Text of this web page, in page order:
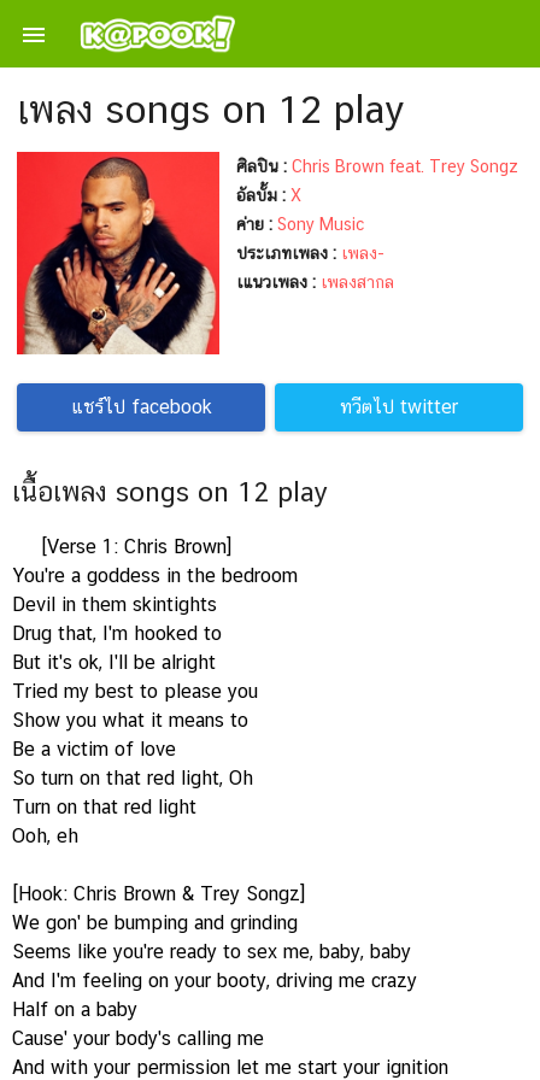

เพลง songs on 12 play
ศิลปิน : Chris Brown feat. Trey Songz
อัลบั้ม : X
ค่าย : Sony Music
ประเภทเพลง : เพลง-
เแนวเพลง : เพลงสากล
แชร์ไป facebook ทวีตไป twitter
เนื้อเพลง songs on 12 play
[Verse 1: Chris Brown]
You're a goddess in the bedroom
Devil in them skintights
Drug that, I'm hooked to
But it's ok, I'll be alright
Tried my best to please you
Show you what it means to
Be a victim of love
So turn on that red light, Oh
Turn on that red light
Ooh, eh
[Hook: Chris Brown & Trey Songz]
We gon' be bumping and grinding
Seems like you're ready to sex me, baby, baby
And I'm feeling on your booty, driving me crazy
Half on a baby
Cause' your body's calling me
And with your permission let me start your ignition